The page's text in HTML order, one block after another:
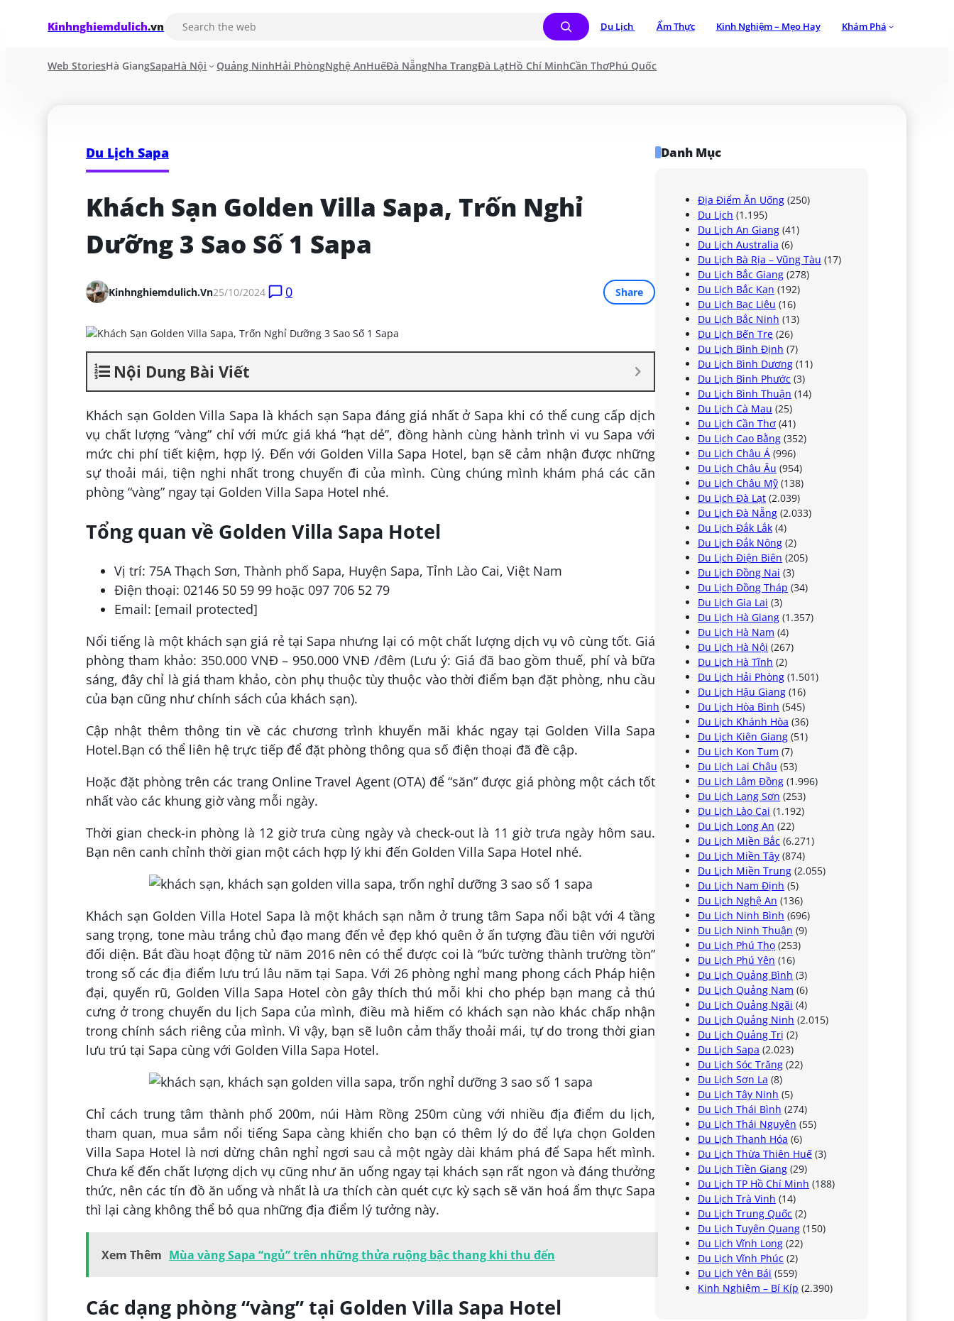
Kinhnghiemdulich.vn Du Lịch Ẩm Thực Kinh Nghiệm – Mẹo Hay Khám Phá
Web StoriesHà GiangSapaHà Nội Quảng NinhHải PhòngNghệ AnHuếĐà NẵngNha TrangĐà LạtHồ Chí MinhCần ThơPhú Quốc
Du Lịch Sapa
Khách Sạn Golden Villa Sapa, Trốn Nghỉ
Dưỡng 3 Sao Số 1 Sapa
Kinhnghiemdulich.vn25/10/2024 0 Share
Nội Dung Bài Viết
Khách sạn Golden Villa Sapa là khách sạn Sapa đáng giá nhất ở Sapa khi có thể cung cấp dịch
vụ chất lượng “vàng” chỉ với mức giá khá “hạt dẻ”, đồng hành cùng hành trình vi vu Sapa với
mức chi phí tiết kiệm, hợp lý. Đến với Golden Villa Sapa Hotel, bạn sẽ cảm nhận được những
sự thoải mái, tiện nghi nhất trong chuyến đi của mình. Cùng chúng mình khám phá các căn
phòng “vàng” ngay tại Golden Villa Sapa Hotel nhé.
Tổng quan về Golden Villa Sapa Hotel
Vị trí: 75A Thạch Sơn, Thành phố Sapa, Huyện Sapa, Tỉnh Lào Cai, Việt Nam
Điện thoại: 02146 50 59 99 hoặc 097 706 52 79
Email: [email protected]
Nổi tiếng là một khách sạn giá rẻ tại Sapa nhưng lại có một chất lượng dịch vụ vô cùng tốt. Giá
phòng tham khảo: 350.000 VNĐ – 950.000 VNĐ /đêm (Lưu ý: Giá đã bao gồm thuế, phí và bữa
sáng, đây chỉ là giá tham khảo, còn phụ thuộc tùy thuộc vào thời điểm bạn đặt phòng, nhu cầu
của bạn cũng như chính sách của khách sạn).
Cập nhật thêm thông tin về các chương trình khuyến mãi khác ngay tại Golden Villa Sapa
Hotel.Bạn có thể liên hệ trực tiếp để đặt phòng thông qua số điện thoại đã đề cập.
Hoặc đặt phòng trên các trang Online Travel Agent (OTA) để “săn” được giá phòng một cách tốt
nhất vào các khung giờ vàng mỗi ngày.
Thời gian check-in phòng là 12 giờ trưa cùng ngày và check-out là 11 giờ trưa ngày hôm sau.
Bạn nên canh chỉnh thời gian một cách hợp lý khi đến Golden Villa Sapa Hotel nhé.
Khách sạn Golden Villa Hotel Sapa là một khách sạn nằm ở trung tâm Sapa nổi bật với 4 tầng
sang trọng, tone màu trắng chủ đạo mang đến vẻ đẹp khó quên ở ấn tượng đầu tiên với người
đối diện. Bắt đầu hoạt động từ năm 2016 nên có thể được coi là “bức tường thành trường tồn”
trong số các địa điểm lưu trú lâu năm tại Sapa. Với 26 phòng nghỉ mang phong cách Pháp hiện
đại, quyến rũ, Golden Villa Sapa Hotel còn gây thích thú mỗi khi cho phép bạn mang cả thú
cưng ở trong chuyến du lịch Sapa của mình, điều mà hiếm có khách sạn nào khác chấp nhận
trong chính sách riêng của mình. Vì vậy, bạn sẽ luôn cảm thấy thoải mái, tự do trong thời gian
lưu trú tại Sapa cùng với Golden Villa Sapa Hotel.
Chỉ cách trung tâm thành phố 200m, núi Hàm Rồng 250m cùng với nhiều địa điểm du lịch,
tham quan, mua sắm nổi tiếng Sapa càng khiến cho bạn có thêm lý do để lựa chọn Golden
Villa Sapa Hotel là nơi dừng chân nghỉ ngơi sau cả một ngày dài khám phá để Sapa hết mình.
Chưa kể đến chất lượng dịch vụ cũng như ăn uống ngay tại khách sạn rất ngon và đáng thưởng
thức, nên các tín đồ ăn uống và nhất là ưa thích càn quét cực kỳ sạch sẽ văn hoá ẩm thực Sapa
thì lại càng không thể bỏ qua những địa điểm lý tưởng này.
Xem Thêm Mùa vàng Sapa “ngủ” trên những thửa ruộng bậc thang khi thu đến
Các dạng phòng “vàng” tại Golden Villa Sapa Hotel
Danh Mục
Địa Điểm Ăn Uống (250)
Du Lịch (1.195)
Du Lịch An Giang (41)
Du Lịch Australia (6)
Du Lịch Bà Rịa – Vũng Tàu (17)
Du Lịch Bắc Giang (278)
Du Lịch Bắc Kạn (192)
Du Lịch Bạc Liêu (16)
Du Lịch Bắc Ninh (13)
Du Lịch Bến Tre (26)
Du Lịch Bình Định (7)
Du Lịch Bình Dương (11)
Du Lịch Bình Phước (3)
Du Lịch Bình Thuận (14)
Du Lịch Cà Mau (25)
Du Lịch Cần Thơ (41)
Du Lịch Cao Bằng (352)
Du Lịch Châu Á (996)
Du Lịch Châu Âu (954)
Du Lịch Châu Mỹ (138)
Du Lịch Đà Lạt (2.039)
Du Lịch Đà Nẵng (2.033)
Du Lịch Đắk Lắk (4)
Du Lịch Đắk Nông (2)
Du Lịch Điện Biên (205)
Du Lịch Đồng Nai (3)
Du Lịch Đồng Tháp (34)
Du Lịch Gia Lai (3)
Du Lịch Hà Giang (1.357)
Du Lịch Hà Nam (4)
Du Lịch Hà Nội (267)
Du Lịch Hà Tĩnh (2)
Du Lịch Hải Phòng (1.501)
Du Lịch Hậu Giang (16)
Du Lịch Hòa Bình (545)
Du Lịch Khánh Hòa (36)
Du Lịch Kiên Giang (51)
Du Lịch Kon Tum (7)
Du Lịch Lai Châu (53)
Du Lịch Lâm Đồng (1.996)
Du Lịch Lạng Sơn (253)
Du Lịch Lào Cai (1.192)
Du Lịch Long An (22)
Du Lịch Miền Bắc (6.271)
Du Lịch Miền Tây (874)
Du Lịch Miền Trung (2.055)
Du Lịch Nam Định (5)
Du Lịch Nghệ An (136)
Du Lịch Ninh Bình (696)
Du Lịch Ninh Thuận (9)
Du Lịch Phú Thọ (253)
Du Lịch Phú Yên (16)
Du Lịch Quảng Bình (3)
Du Lịch Quảng Nam (6)
Du Lịch Quảng Ngãi (4)
Du Lịch Quảng Ninh (2.015)
Du Lịch Quảng Trị (2)
Du Lịch Sapa (2.023)
Du Lịch Sóc Trăng (22)
Du Lịch Sơn La (8)
Du Lịch Tây Ninh (5)
Du Lịch Thái Bình (274)
Du Lịch Thái Nguyên (55)
Du Lịch Thanh Hóa (6)
Du Lịch Thừa Thiên Huế (3)
Du Lịch Tiền Giang (29)
Du Lịch TP Hồ Chí Minh (188)
Du Lịch Trà Vinh (14)
Du Lịch Trung Quốc (2)
Du Lịch Tuyên Quang (150)
Du Lịch Vĩnh Long (22)
Du Lịch Vĩnh Phúc (2)
Du Lịch Yên Bái (559)
Kinh Nghiệm – Bí Kíp (2.390)